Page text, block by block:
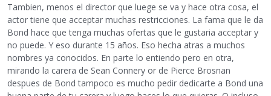
Tambien, menos el director que luege se va y hace otra cosa, el
actor tiene que acceptar muchas restricciones. La fama que le da
Bond hace que tenga muchas ofertas que le gustaria acceptar y
no puede. Y eso durante 15 años. Eso hecha atras a muchos
nombres ya conocidos. En parte lo entiendo pero en otra,
mirando la carera de Sean Connery or de Pierce Brosnan
despues de Bond tampoco es mucho pedir dedicarte a Bond una